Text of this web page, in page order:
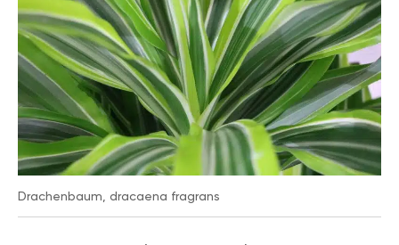
Drachenbaum, dracaena fragrans